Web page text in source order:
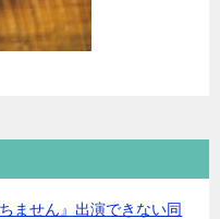
ません』出演できない同